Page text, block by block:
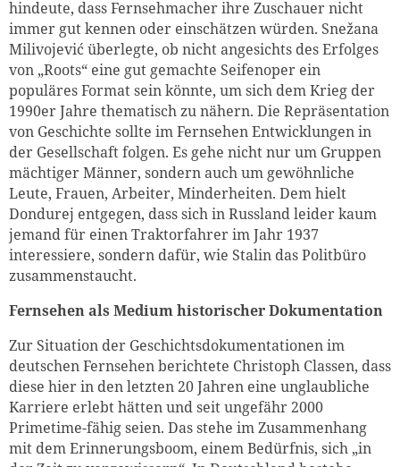
hindeute, dass Fernsehmacher ihre Zuschauer nicht
immer gut kennen oder einschätzen würden. Snežana
Milivojević überlegte, ob nicht angesichts des Erfolges
von „Roots“ eine gut gemachte Seifenoper ein
populäres Format sein könnte, um sich dem Krieg der
1990er Jahre thematisch zu nähern. Die Repräsentation
von Geschichte sollte im Fernsehen Entwicklungen in
der Gesellschaft folgen. Es gehe nicht nur um Gruppen
mächtiger Männer, sondern auch um gewöhnliche
Leute, Frauen, Arbeiter, Minderheiten. Dem hielt
Dondurej entgegen, dass sich in Russland leider kaum
jemand für einen Traktorfahrer im Jahr 1937
interessiere, sondern dafür, wie Stalin das Politbüro
zusammenstaucht.
Fernsehen als Medium historischer Dokumentation
Zur Situation der Geschichtsdokumentationen im
deutschen Fernsehen berichtete Christoph Classen, dass
diese hier in den letzten 20 Jahren eine unglaubliche
Karriere erlebt hätten und seit ungefähr 2000
Primetime-fähig seien. Das stehe im Zusammenhang
mit dem Erinnerungsboom, einem Bedürfnis, sich „in